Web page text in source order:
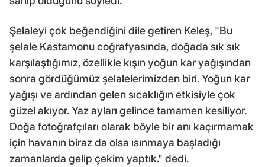
Şelaleyi çok beğendiğini dile getiren Keleş, "Bu
şelale Kastamonu coğrafyasında, doğada sık sık
karşılaştığımız, özellikle kışın yoğun kar yağışından
sonra gördüğümüz şelalelerimizden biri. Yoğun kar
yağışı ve ardından gelen sıcaklığın etkisiyle çok
güzel akıyor. Yaz ayları gelince tamamen kesiliyor.
Doğa fotoğrafçıları olarak böyle bir anı kaçırmamak
için havanın biraz da olsa ısınmaya başladığı
zamanlarda gelip çekim yaptık." dedi.